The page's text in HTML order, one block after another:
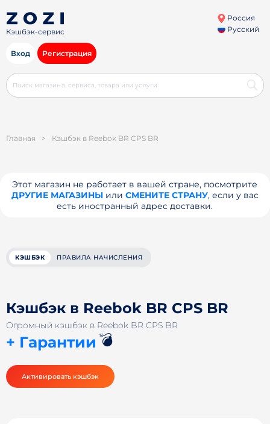
Кэшбэк-сервис
Россия
Русский
Вход Регистрация
Главная > Кэшбэк в Reebok BR CPS BR
Этот магазин не работает в вашей стране, посмотрите
ДРУГИЕ МАГАЗИНЫили СМЕНИТЕ СТРАНУ, если у вас
есть иностранный адрес доставки.
КЭШБЭК ПРАВИЛА НАЧИСЛЕНИЯ
Кэшбэк в Reebok BR CPS BR
Огромный кэшбэк в Reebok BR CPS BR
+ Гарантии 💣
Активировать кэшбэк